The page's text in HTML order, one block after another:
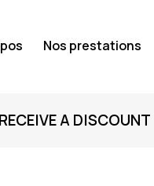
Nos prestations
A DISCOUNT